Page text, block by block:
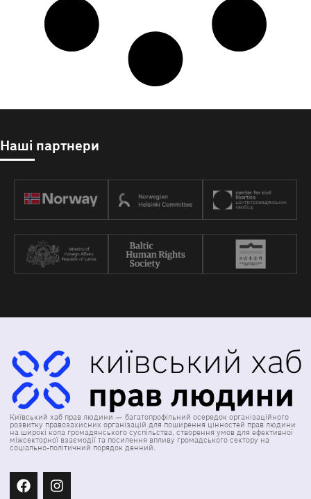
Наші партнери
Київський хаб прав людини — багатопрофільний осередок організаційного
розвитку правозахисних організацій для поширення цінностей прав людини
на широкі кола громадянського суспільства, створення умов для ефективної
міжсекторної взаємодії та посилення впливу громадського сектору на
соціально-політичний порядок денний.